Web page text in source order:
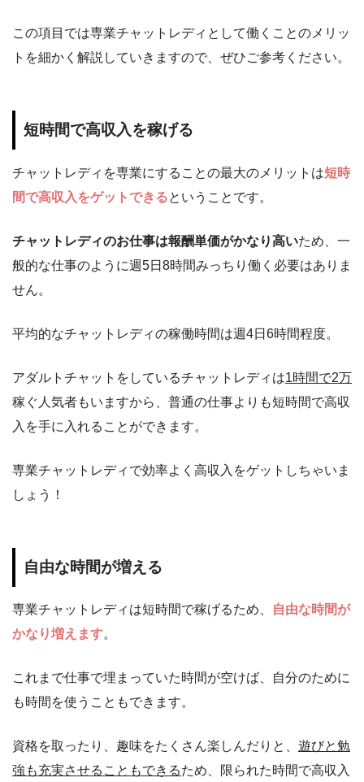
この項目では専業チャットレディとして働くことのメリッ
トを細かく解説していきますので、ぜひご参考ください。
短時間で高収入を稼げる
チャットレディを専業にすることの最大のメリットは短時
間で高収入をゲットできるということです。
チャットレディのお仕事は報酬単価がかなり高いため、一
般的な仕事のように週5日8時間みっちり働く必要はありま
せん。
平均的なチャットレディの稼働時間は週4日6時間程度。
アダルトチャットをしているチャットレディは1時間で2万
稼ぐ人気者もいますから、普通の仕事よりも短時間で高収
入を手に入れることができます。
専業チャットレディで効率よく高収入をゲットしちゃいま
しょう！
自由な時間が増える
専業チャットレディは短時間で稼げるため、
自由な時間が
かなり増えます。
これまで仕事で埋まっていた時間が空けば、自分のために
も時間を使うこともできます。
資格を取ったり、趣味をたくさん楽しんだりと、 遊びと勉
強も充実させることもできるため、限られた時間で高収入